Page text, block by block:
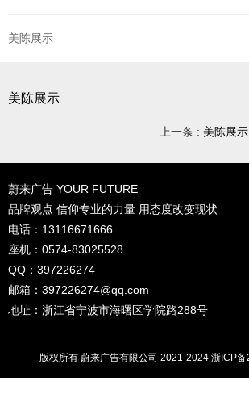
美陈展示
美陈展示
上一条 : 美陈展示
蔚来广告 YOUR FUTURE
品牌观点 信仰专业的力量 用态度改变现状
电话：13116671666
座机：0574-83025528
QQ：397226274
邮箱： 397226274@qq.com
地址：浙江省宁波市海曙区学院路288号
版权所有 蔚来广告有限公司 2021-2024 浙ICP